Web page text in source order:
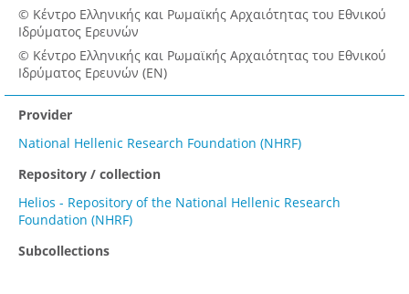
© Κέντρο Ελληνικής και Ρωμαϊκής Αρχαιότητας του Εθνικού
Ιδρύματος Ερευνών
© Κέντρο Ελληνικής και Ρωμαϊκής Αρχαιότητας του Εθνικού
Ιδρύματος Ερευνών (EN)
Provider
National Hellenic Research Foundation (NHRF)
Repository / collection
Helios - Repository of the National Hellenic Research
Foundation (NHRF)
Subcollections